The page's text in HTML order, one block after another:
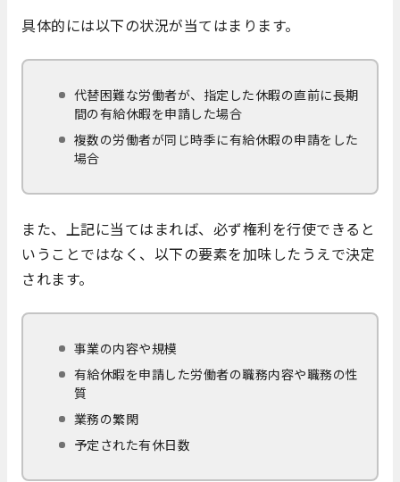
具体的には以下の状況が当てはまります。
代替困難な労働者が、指定した休暇の直前に長期
間の有給休暇を申請した場合
複数の労働者が同じ時季に有給休暇の申請をした
場合
また、上記に当てはまれば、必ず権利を行使できると
いうことではなく、以下の要素を加味したうえで決定
されます。
事業の内容や規模
有給休暇を申請した労働者の職務内容や職務の性
質
業務の繁閑
予定された有休日数